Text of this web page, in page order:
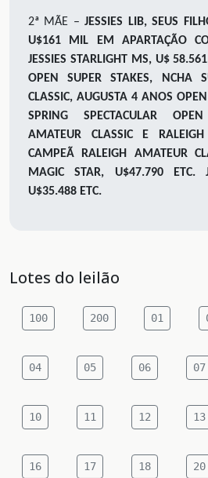
2ª MÃE –JESSIES LIB, SEUS
U$161 MIL EM APARTAÇÃO
JESSIES STARLIGHT MS, U$
OPEN SUPER STAKES, NCHA
CLASSIC, AUGUSTA 4 ANOS
SPRING SPECTACULAR
AMATEUR CLASSIC E
CAMPEÃ RALEIGH AMATEUR
MAGIC STAR, U$47.790 ETC.
U$35.488 ETC.
Lotes do leilão
100 200 01
04 05 06 07
10 11 12 13
16 17 18 20